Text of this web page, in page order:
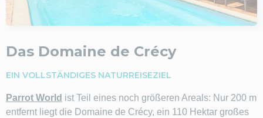
Das Domaine de Crécy
EIN VOLLSTÄNDIGES NATURREISEZIEL
Parrot World ist Teil eines noch größeren Areals: Nur 200 m
entfernt liegt die Domaine de Crécy, ein 110 Hektar großes